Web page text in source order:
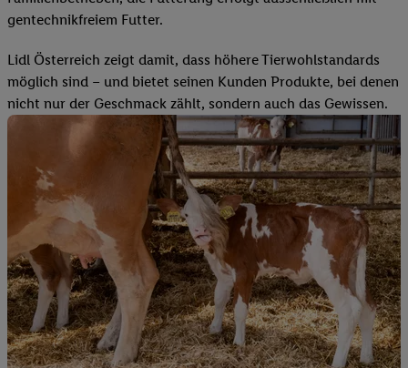
gentechnikfreiem Futter.
Lidl Österreich zeigt damit, dass höhere Tierwohlstandards
möglich sind – und bietet seinen Kunden Produkte, bei denen
nicht nur der Geschmack zählt, sondern auch das Gewissen.